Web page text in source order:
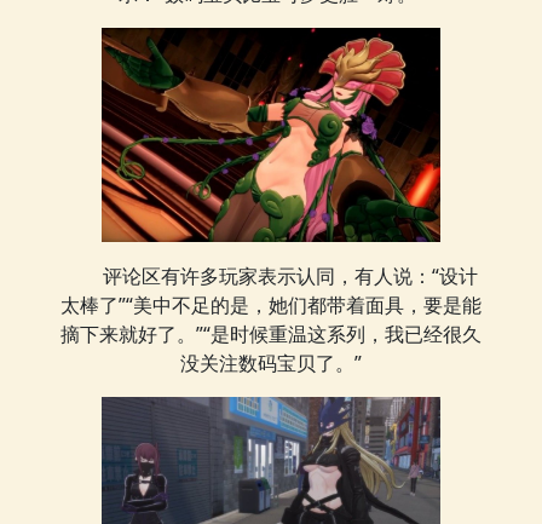
评论区有许多玩家表示认同，有人说：“设计
太棒了”“美中不足的是，她们都带着面具，要是能
摘下来就好了。”“是时候重温这系列，我已经很久
没关注数码宝贝了。”